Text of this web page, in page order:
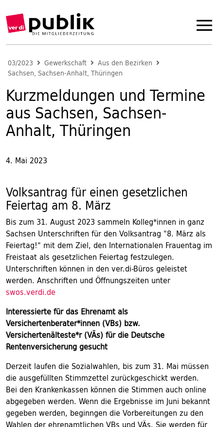
03/2023 Gewerkschaft
Aus den Bezirken
Sachsen, Sachsen-Anhalt, Thüringen
Kurzmeldungen und Termine
aus Sachsen, Sachsen-
Anhalt, Thüringen
4. Mai 2023
Volksantrag für einen gesetzlichen
Feiertag am 8. März
Bis zum 31. August 2023 sammeln Kolleg*innen in ganz
Sachsen Unterschriften für den Volksantrag "8. März als
Feiertag!" mit dem Ziel, den Internationalen Frauentag im
Freistaat als gesetzlichen Feiertag festzulegen.
Unterschriften können in den ver.di-Büros geleistet
werden. Anschriften und Öffnungszeiten unter
swos.verdi.de
Interessierte für das Ehrenamt als
Versichertenberater*innen (VBs) bzw.
Versichertenälteste*r (VÄs) für die Deutsche
Rentenversicherung gesucht
Derzeit laufen die Sozialwahlen, bis zum 31. Mai müssen
die ausgefüllten Stimmzettel zurückgeschickt werden.
Bei den Krankenkassen können die Stimmen auch online
abgegeben werden. Wenn die Ergebnisse im Juni bekannt
gegeben werden, beginngen die Vorbereitungen zu den